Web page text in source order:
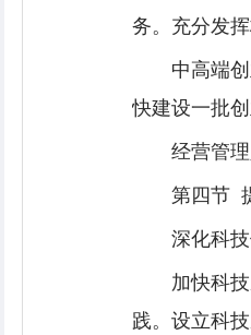
务。充分发
中高端
快建设一批
经营管
第四节
深化科
加快科
践。设立科